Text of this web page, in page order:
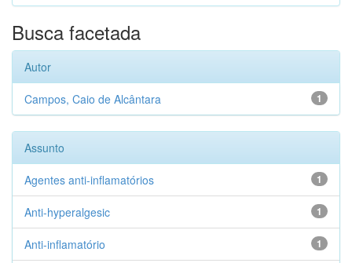
Busca facetada
Autor
1
Campos, Caio de Alcântara
Assunto
1
Agentes anti-inflamatórios
1
Anti-hyperalgesic
1
Anti-inflamatório